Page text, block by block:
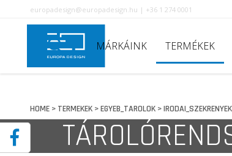
europadesign@europadesign.hu | +36 1 274 0001
MÁRKÁINK TERMÉKEK
HOME> TERMEKEK>EGYEB_TAROLOK>IRODAI_SZEKRENYEK